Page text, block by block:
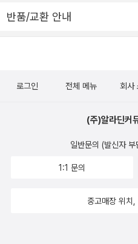
죽임을 당하지 안았다면 기독교와
지 그리스쪽 지역같은데 바빌로
내에 있는 크테시폰 요새를 나타
인과 포르투갈지역을 점령했던
의 아랍군이 숲에 있는 보병위주
섬멸한 프랑크국의 마르텔이 승리
이 끝나고 1000년이 지나며 전장
투는 영국의 왕위를 차리하려는
책은 어떤 책이 잘 보여주고 있다.​
후라면 이 책을 탐할 수밖에 없을
이벤트( DK 지도로 보는 전쟁사
평 이벤트(https://
각이라고 생각한다. 생각이 너무
역사>는 일단 페이지 수가 많으
판 두 권은 수집가에게는 무엇보
다는 자랑질이고, <지도로 보는
이 쭈물쭈물해 보고 싶으신 분들
라고 하니 리들리 스콧 불후의 명
쩌고 했는지도 모른다. <킹덤 오
반품/교환 안내
로그인 전체 메뉴 회사
(주)알라딘커
일반문의 (발신자 부
1:1 문의
중고매장 위치,